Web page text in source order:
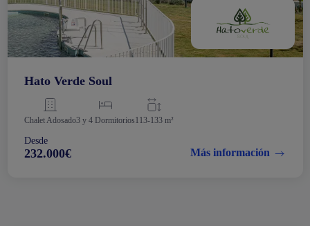
Hato Verde Soul
Chalet Adosado3 y 4 Dormitorios113-133 m²
Desde
232.000€ Más información